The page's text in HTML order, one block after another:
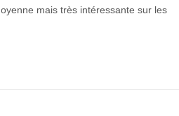
mais très intéressante sur les